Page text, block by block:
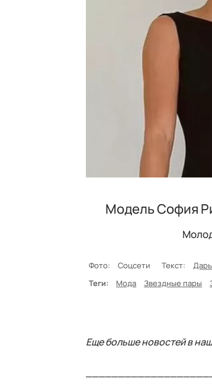
Модель София
Фото: Соцсети Текст:
Теги:
Мода Звездные пары
Еще больше новостей в